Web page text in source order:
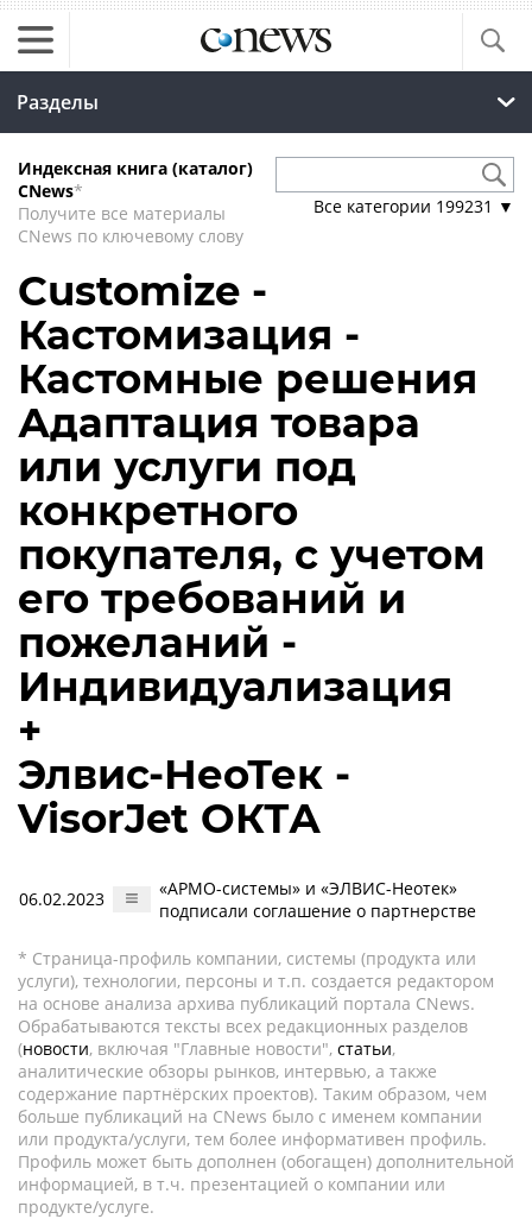
Разделы
Индексная книга (каталог)
CNews*
Получите все материалы
CNews по ключевому слову
Все категории 199231 ▼
Customize -
Кастомизация -
Кастомные решения
Адаптация товара
или услуги под
конкретного
покупателя, с учетом
его требований и
пожеланий -
Индивидуализация
+
Элвис-НеоТек -
VisorJet ОКТА
06.02.2023
«АРМО-системы» и «ЭЛВИС-Неотек»
подписали соглашение о партнерстве
* Страница-профиль компании, системы (продукта или
услуги), технологии, персоны и т.п. создается редактором
на основе анализа архива публикаций портала CNews.
Обрабатываются тексты всех редакционных разделов
(новости, включая "Главные новости", статьи,
аналитические обзоры рынков, интервью, а также
содержание партнёрских проектов). Таким образом, чем
больше публикаций на CNews было с именем компании
или продукта/услуги, тем более информативен профиль.
Профиль может быть дополнен (обогащен) дополнительной
информацией, в т.ч. презентацией о компании или
продукте/услуге.